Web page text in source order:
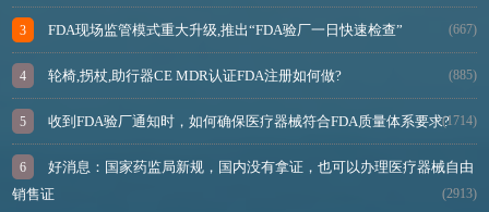
FDA现场监管模式重大升级,推出“FDA验厂一日快速检查” (667)
轮椅,拐杖,助行器CE MDR认证FDA注册如何做? (885)
收到FDA验厂通知时，如何确保医疗器械符合FDA质量体系要求?(1714)
好消息：国家药监局新规，国内没有拿证，也可以办理医疗器械自由
销售证
(2913)